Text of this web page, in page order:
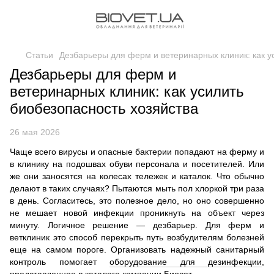
Статьи Дезбарьеры для ферм и ветеринарных клиник: как
Дезбарьеры для ферм и
ветеринарных клиник: как усилить
биобезопасность хозяйства
26 мая 2026
Чаще всего вирусы и опасные бактерии попадают на ферму и
в клинику на подошвах обуви персонала и посетителей. Или
же они заносятся на колесах тележек и каталок. Что обычно
делают в таких случаях? Пытаются мыть пол хлоркой три раза
в день. Согласитесь, это полезное дело, но оно совершенно
не мешает новой инфекции проникнуть на объект через
минуту. Логичное решение — дезбарьер. Для ферм и
ветклиник это способ перекрыть путь возбудителям болезней
еще на самом пороге. Организовать надежный санитарный
контроль помогает оборудование для дезинфекции